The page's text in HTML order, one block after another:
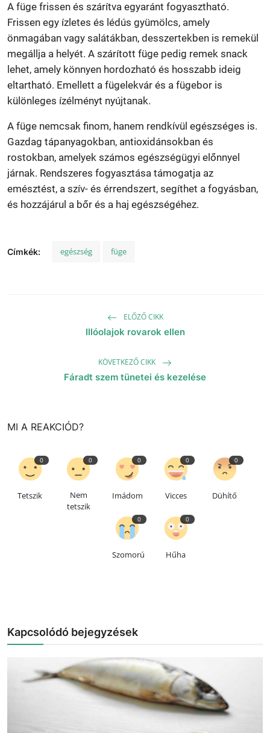
A füge frissen és szárítva egyaránt fogyasztható.
Frissen egy ízletes és lédús gyümölcs, amely
önmagában vagy salátákban, desszertekben is remekül
megállja a helyét. A szárított füge pedig remek snack
lehet, amely könnyen hordozható és hosszabb ideig
eltartható. Emellett a fügelekvár és a fügebor is
különleges ízélményt nyújtanak.
A füge nemcsak finom, hanem rendkívül egészséges is.
Gazdag tápanyagokban, antioxidánsokban és
rostokban, amelyek számos egészségügyi előnnyel
járnak. Rendszeres fogyasztása támogatja az
emésztést, a szív- és érrendszert, segíthet a fogyásban,
és hozzájárul a bőr és a haj egészségéhez.
Címkék: egészség füge
ELŐZŐ CIKK
Illóolajok rovarok ellen
KÖVETKEZŐ CIKK
Fáradt szem tünetei és kezelése
MI A REAKCIÓD?
0
Tetszik
0
Nem
tetszik
0
Imádom
0
Vicces
0
Dühítő
0
Szomorú
0
Hűha
Kapcsolódó bejegyzések